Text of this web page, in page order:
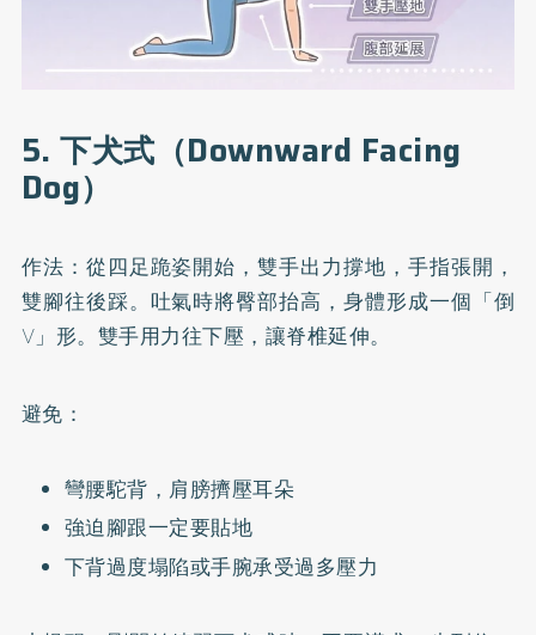
5. 下犬式（Downward Facing
Dog）
作法：從四足跪姿開始，雙手出力撐地，手指張開，
雙腳往後踩。吐氣時將臀部抬高，身體形成一個「倒
V」形。雙手用力往下壓，讓脊椎延伸。
避免：
彎腰駝背，肩膀擠壓耳朵
強迫腳跟一定要貼地
下背過度塌陷或手腕承受過多壓力